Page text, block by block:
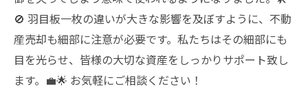
🚫 羽目板一枚の違いが大きな影響を及ぼすように、不動
産売却も細部に注意が必要です。私たちはその細部にも
目を光らせ、皆様の大切な資産をしっかりサポート致し
ます。💼🌟 お気軽にご相談ください！